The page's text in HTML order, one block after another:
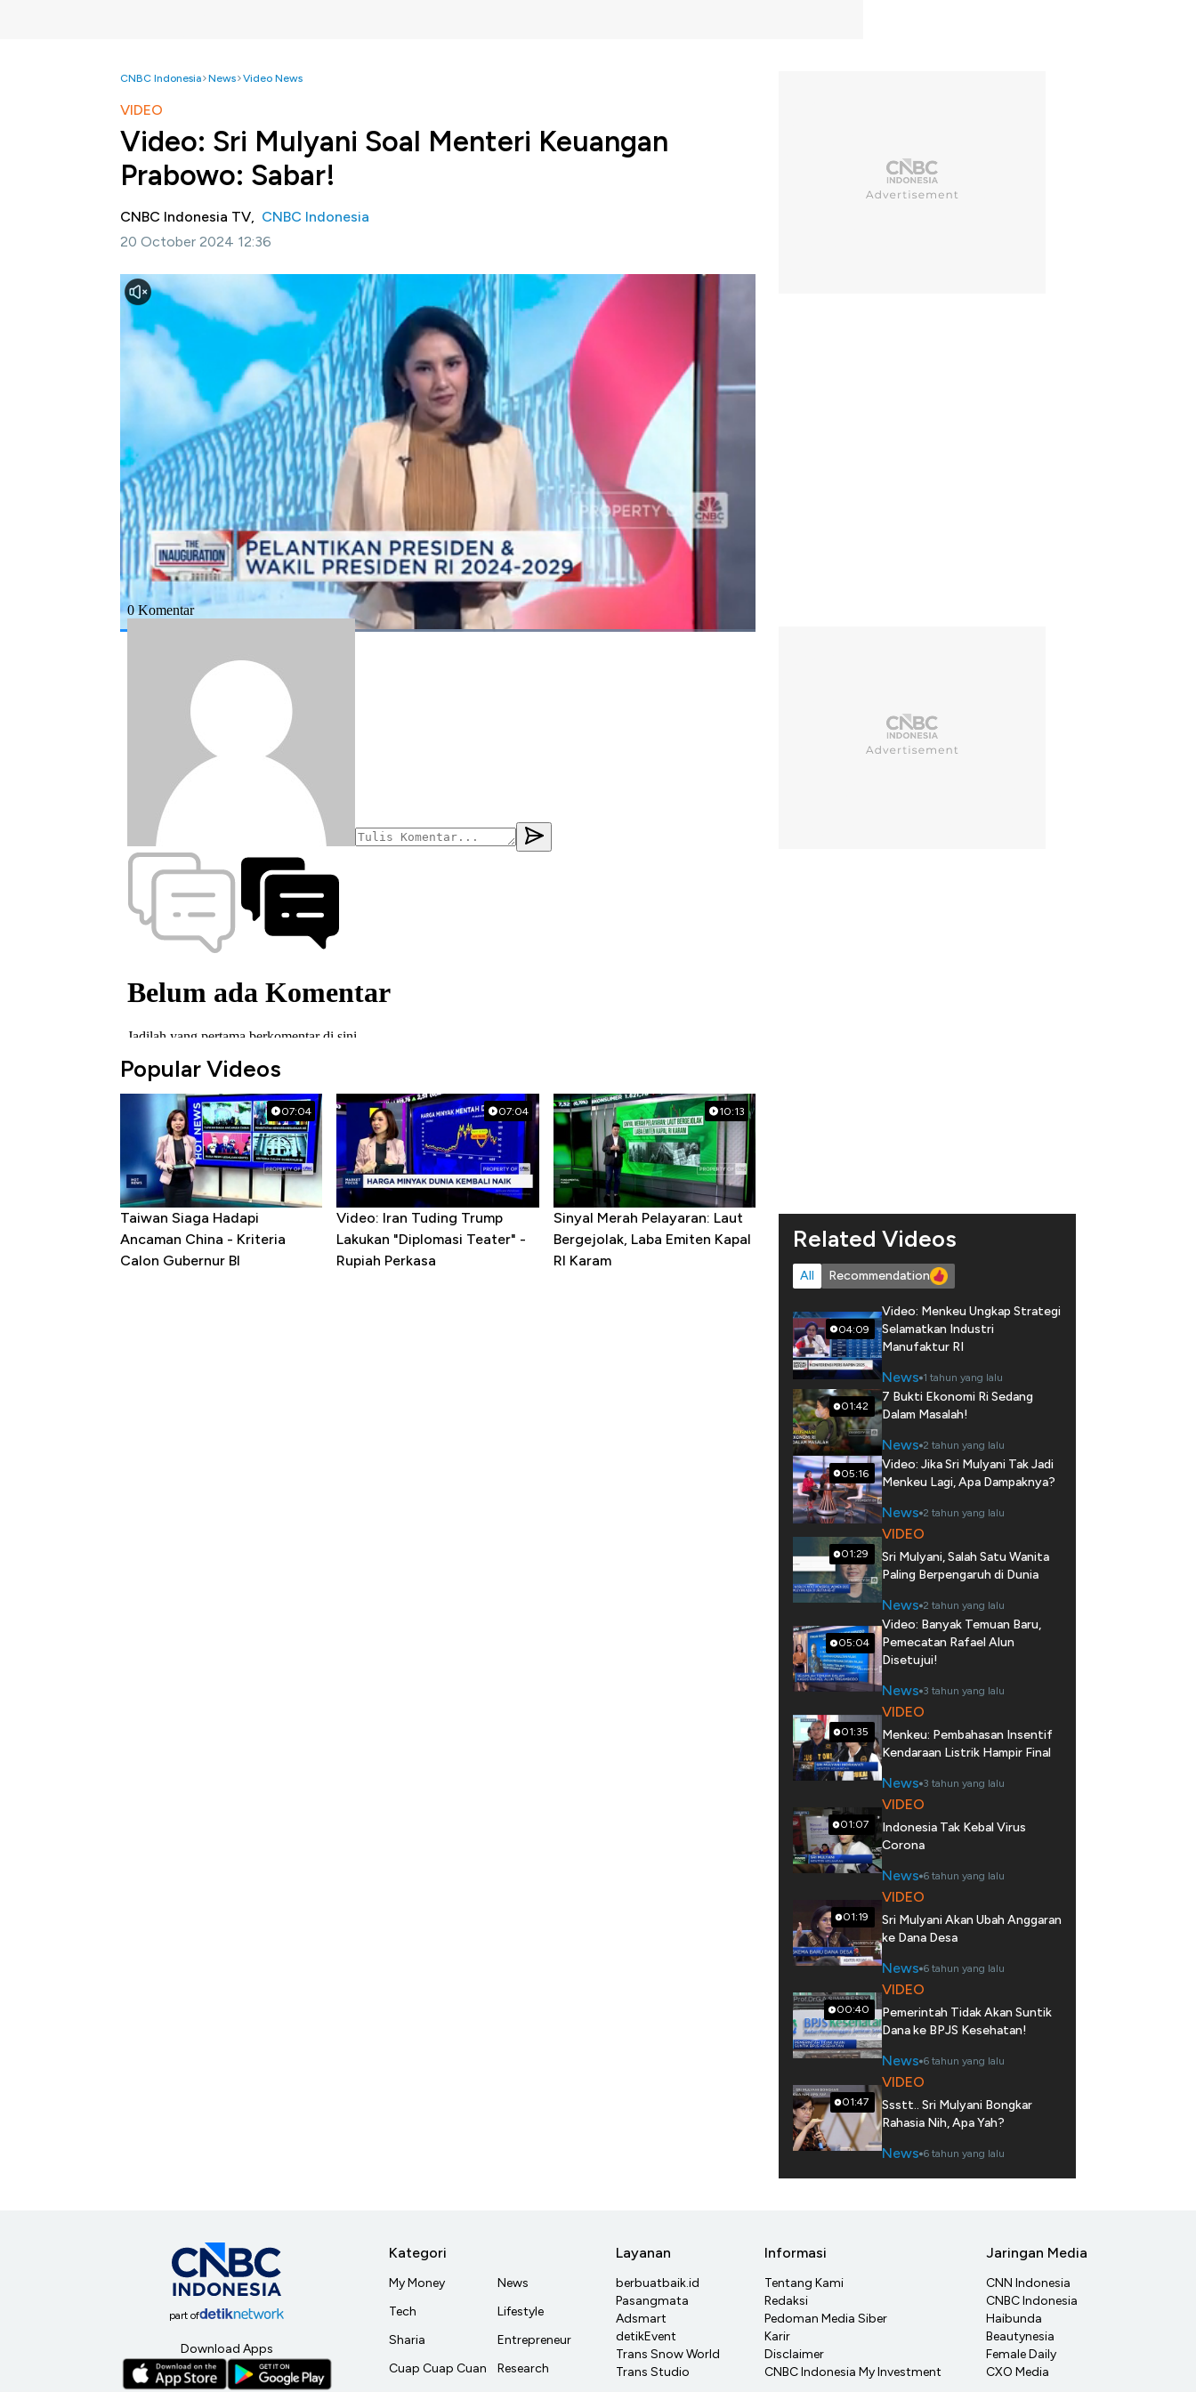
CNBC Indonesia News Video News
VIDEO
Video: Sri Mulyani Soal Menteri Keuangan
Prabowo: Sabar!
CNBC Indonesia TV, CNBC Indonesia
20 October 2024 12:36
Jakarta, CNBC Indonesia-
Sri Mulyani sempat berkomentar terkait potensi kembali jadi Menteri
Keuangan di kabinet yang akan datang. Menurut Sri Mulyani, hal itu akan dibicarakan pada Minggu
(20/10/2024) sore setelah pelantikan presiden ataupun Senin (21/101/2024) pagi, langsung oleh
Presiden Terpilih Prabowo Subianto.
Selengkapnya dalam program The Inauguration CNBC Indonesia, Minggu (20/10/2024).
Bagikan:
#sri mulyani #menteri keuangan #kabinet prabowo
Popular Videos
07:04
Taiwan Siaga Hadapi
Ancaman China - Kriteria
Calon Gubernur BI
07:04
Video: Iran Tuding Trump
Lakukan "Diplomasi Teater" -
Rupiah Perkasa
10:13
Sinyal Merah Pelayaran: Laut
Bergejolak, Laba Emiten Kapal
RI Karam
Related Videos
All Recommendation
04:09
Video: Menkeu Ungkap Strategi
Selamatkan Industri
Manufaktur RI
News 1 tahun yang lalu
01:42
7 Bukti Ekonomi Ri Sedang
Dalam Masalah!
News 2 tahun yang lalu
05:16
Video: Jika Sri Mulyani Tak Jadi
Menkeu Lagi, Apa Dampaknya?
News 2 tahun yang lalu
01:29
VIDEO
Sri Mulyani, Salah Satu Wanita
Paling Berpengaruh di Dunia
News 2 tahun yang lalu
05:04
Video: Banyak Temuan Baru,
Pemecatan Rafael Alun
Disetujui!
News 3 tahun yang lalu
01:35
VIDEO
Menkeu: Pembahasan Insentif
Kendaraan Listrik Hampir Final
News 3 tahun yang lalu
01:07
VIDEO
Indonesia Tak Kebal Virus
Corona
News 6 tahun yang lalu
01:19
VIDEO
Sri Mulyani Akan Ubah Anggaran
ke Dana Desa
News 6 tahun yang lalu
00:40
VIDEO
Pemerintah Tidak Akan Suntik
Dana ke BPJS Kesehatan!
News 6 tahun yang lalu
01:47
VIDEO
Ssstt.. Sri Mulyani Bongkar
Rahasia Nih, Apa Yah?
News 6 tahun yang lalu
part of
Download Apps
Kategori
My Money
Tech
Sharia
Cuap Cuap Cuan
News
Lifestyle
Entrepreneur
Research
Layanan
berbuatbaik.id
Pasangmata
Adsmart
detikEvent
Trans Snow World
Trans Studio
Informasi
Tentang Kami
Redaksi
Pedoman Media Siber
Karir
Disclaimer
CNBC Indonesia My Investment
Jaringan Media
CNN Indonesia
CNBC Indonesia
Haibunda
Beautynesia
Female Daily
CXO Media